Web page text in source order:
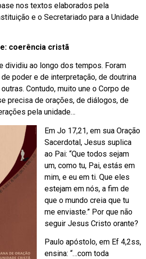
nos textos elaborados pela
e o Secretariado para a Unidade
coerência cristã
dividiu ao longo dos tempos. Foram
poder e de interpretação, de doutrina
Contudo, muito une o Corpo de
precisa de orações, de diálogos, de
pela unidade…
Em Jo 17,21, em sua Oração
Sacerdotal, Jesus suplica
ao Pai: “Que todos sejam
um, como tu, Pai, estás em
mim, e eu em ti. Que eles
estejam em nós, a fim de
que o mundo creia que tu
me enviaste.” Por que não
seguir Jesus Cristo orante?
Paulo apóstolo, em Ef 4,2ss,
ensina: “…com toda